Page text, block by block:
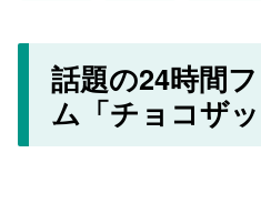
話題の24時間
ム「チョコザッ